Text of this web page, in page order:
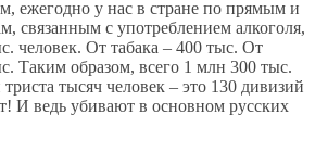
ежегодно у нас в стране по прямым и
связанным с употреблением алкоголя,
человек. От табака – 400 тыс. От
Таким образом, всего 1 млн 300 тыс.
тысяч человек – это 130 дивизий
И ведь убивают в основном русских